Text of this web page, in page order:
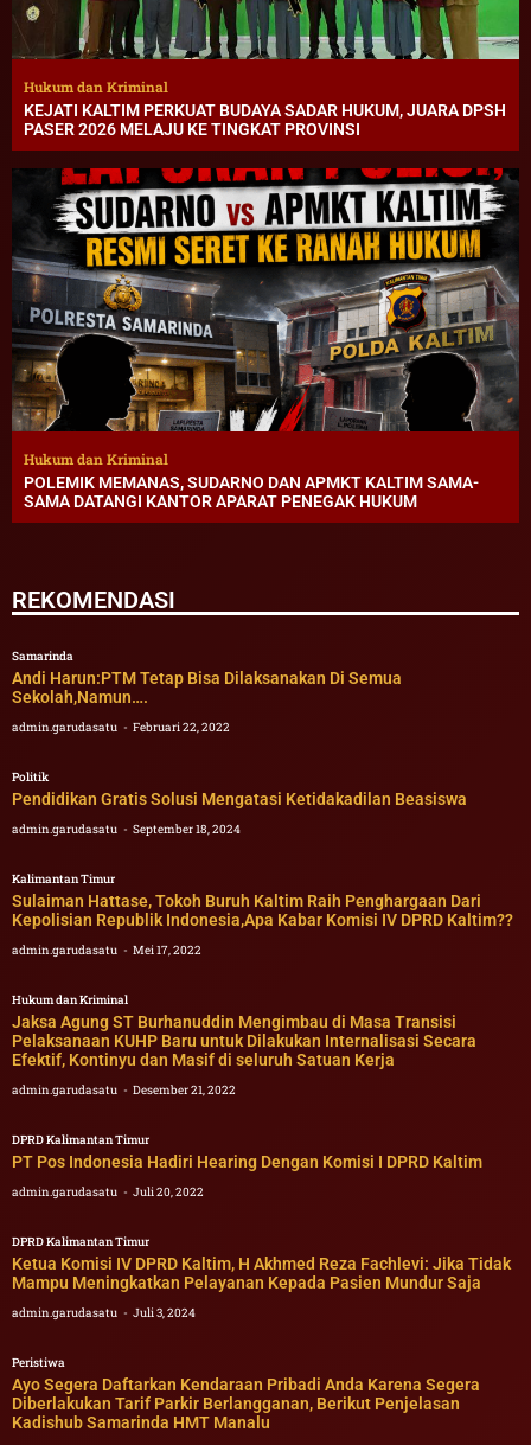
Hukum dan Kriminal
KEJATI KALTIM PERKUAT BUDAYA SADAR HUKUM, JUARA DPSH
PASER 2026 MELAJU KE TINGKAT PROVINSI
Hukum dan Kriminal
POLEMIK MEMANAS, SUDARNO DAN APMKT KALTIM SAMA-
SAMA DATANGI KANTOR APARAT PENEGAK HUKUM
REKOMENDASI
Samarinda
Andi Harun:PTM Tetap Bisa Dilaksanakan Di Semua
Sekolah,Namun….
admin.garudasatu Februari 22, 2022
Politik
Pendidikan Gratis Solusi Mengatasi Ketidakadilan Beasiswa
admin.garudasatu September 18, 2024
Kalimantan Timur
Sulaiman Hattase, Tokoh Buruh Kaltim Raih Penghargaan Dari
Kepolisian Republik Indonesia,Apa Kabar Komisi IV DPRD Kaltim??
admin.garudasatu Mei 17, 2022
Hukum dan Kriminal
Jaksa Agung ST Burhanuddin Mengimbau di Masa Transisi
Pelaksanaan KUHP Baru untuk Dilakukan Internalisasi Secara
Efektif, Kontinyu dan Masif di seluruh Satuan Kerja
admin.garudasatu Desember 21, 2022
DPRD Kalimantan Timur
PT Pos Indonesia Hadiri Hearing Dengan Komisi I DPRD Kaltim
admin.garudasatu Juli 20, 2022
DPRD Kalimantan Timur
Ketua Komisi IV DPRD Kaltim, H Akhmed Reza Fachlevi: Jika Tidak
Mampu Meningkatkan Pelayanan Kepada Pasien Mundur Saja
admin.garudasatu Juli 3, 2024
Peristiwa
Ayo Segera Daftarkan Kendaraan Pribadi Anda Karena Segera
Diberlakukan Tarif Parkir Berlangganan, Berikut Penjelasan
Kadishub Samarinda HMT Manalu